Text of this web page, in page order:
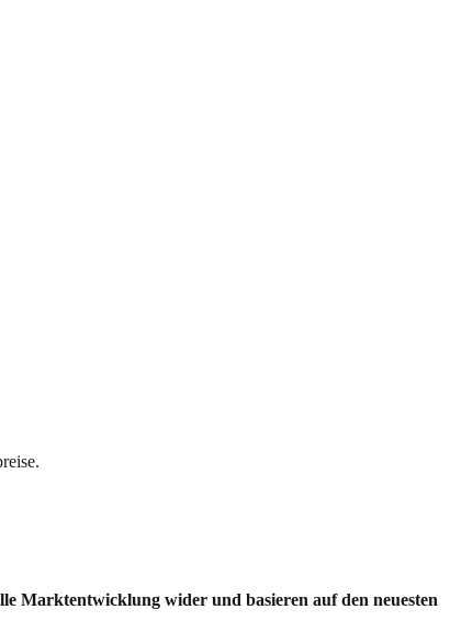
Marktentwicklung wider und basieren auf den neuesten